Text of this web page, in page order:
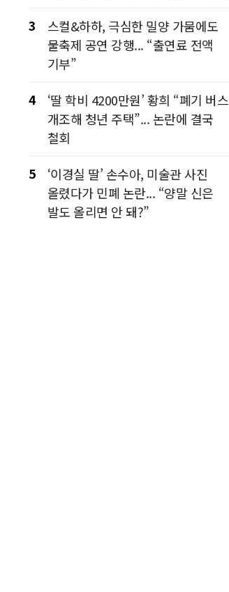
3
스컬&하하, 극심한 밀양 가뭄에도
물축제 공연 강행... “출연료 전액
기부”
4
‘딸 학비 4200만원’ 황희 “폐기 버스
개조해 청년 주택”... 논란에 결국
철회
5
‘이경실 딸’ 손수아, 미술관 사진
올렸다가 민폐 논란... “양말 신은
발도 올리면 안 돼?”